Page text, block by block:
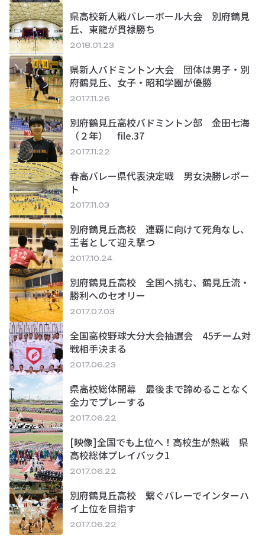
県高校新人戦バレーボール大会 別府鶴見
丘、東龍が貫禄勝ち
2018.01.23
県新人バドミントン大会 団体は男子・別
府鶴見丘、女子・昭和学園が優勝
2017.11.26
別府鶴見丘高校バドミントン部 金田七海
（２年） file.37
2017.11.22
春高バレー県代表決定戦 男女決勝レポー
ト
2017.11.03
別府鶴見丘高校 連覇に向けて死角なし、
王者として迎え撃つ
2017.10.24
別府鶴見丘高校 全国へ挑む、鶴見丘流・
勝利へのセオリー
2017.07.03
全国高校野球大分大会抽選会 45チーム対
戦相手決まる
2017.06.23
県高校総体開幕 最後まで諦めることなく
全力でプレーする
2017.06.22
[映像]全国でも上位へ！高校生が熱戦 県
高校総体プレイバック1
2017.06.22
別府鶴見丘高校 繋ぐバレーでインターハ
イ上位を目指す
2017.06.22